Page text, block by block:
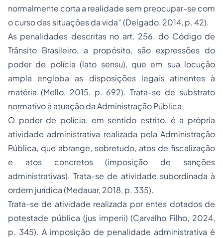
normalmente corta a realidade sem preocupar-se com
o curso das situações da vida” (Delgado, 2014, p. 42).
As penalidades descritas no art. 256. do Código de
Trânsito Brasileiro, a propósito, são expressões do
poder de polícia (lato sensu), que em sua locução
ampla engloba as disposições legais atinentes à
matéria (Mello, 2015, p. 692). Trata-se de substrato
normativo à atuação da Administração Pública.
O poder de polícia, em sentido estrito, é a própria
atividade administrativa realizada pela Administração
Pública, que abrange, sobretudo, atos de fiscalização
e atos concretos (imposição de sanções
administrativas). Trata-se de atividade subordinada à
ordem jurídica (Medauar, 2018, p. 335).
Trata-se de atividade realizada por entes dotados de
potestade pública (jus imperii) (Carvalho Filho, 2024,
p. 345). A imposição de penalidade administrativa é